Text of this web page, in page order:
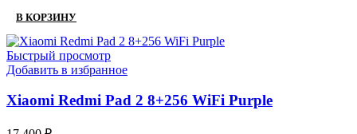
В КОРЗИНУ
Быстрый просмотр
Добавить в избранное
Xiaomi Redmi Pad 2 8+256 WiFi Purple